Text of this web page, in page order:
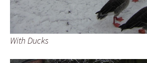
With Ducks